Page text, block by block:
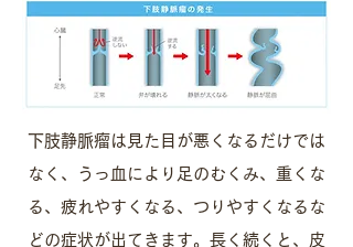
下肢静脈瘤は見た目が悪くなるだけでは
なく、うっ血により足のむくみ、重くな
る、疲れやすくなる、つりやすくなるな
どの症状が出てきます。長く続くと、皮